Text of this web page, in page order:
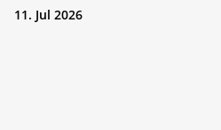
11. Jul 2026